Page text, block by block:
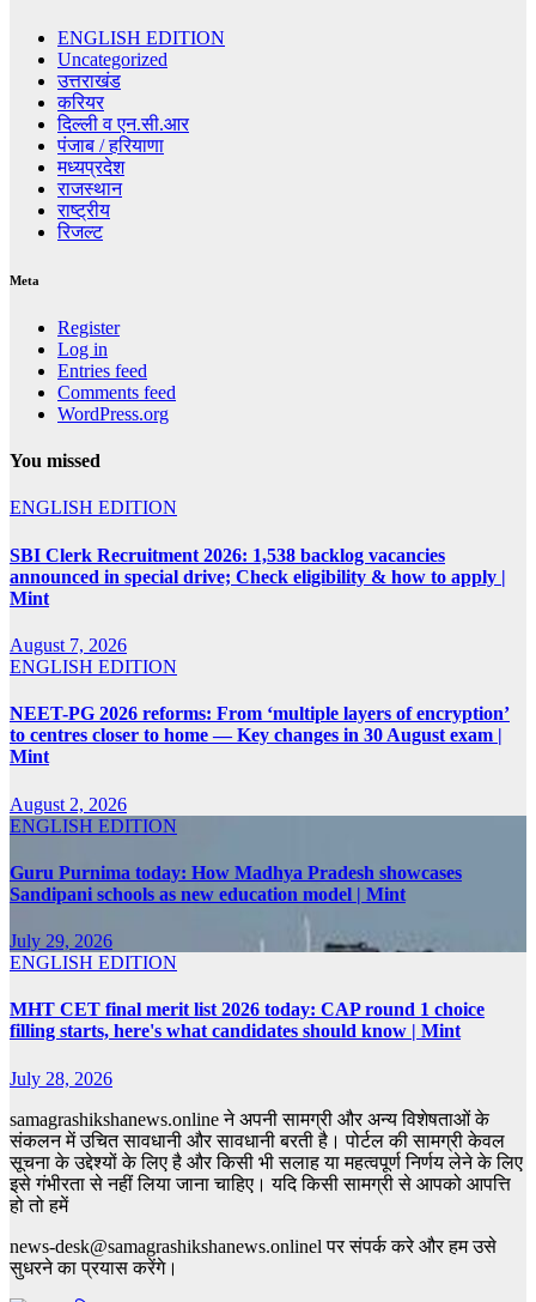
ENGLISH EDITION
Uncategorized
उत्तराखंड
करियर
दिल्ली व एन.सी.आर
पंजाब / हरियाणा
मध्यप्रदेश
राजस्थान
राष्ट्रीय
रिजल्ट
Meta
Register
Log in
Entries feed
Comments feed
WordPress.org
You missed
ENGLISH EDITION
SBI Clerk Recruitment 2026: 1,538 backlog vacancies
announced in special drive; Check eligibility & how to apply |
Mint
August 7, 2026
ENGLISH EDITION
NEET-PG 2026 reforms: From ‘multiple layers of encryption’
to centres closer to home — Key changes in 30 August exam |
Mint
August 2, 2026
ENGLISH EDITION
Guru Purnima today: How Madhya Pradesh showcases
Sandipani schools as new education model | Mint
July 29, 2026
ENGLISH EDITION
MHT CET final merit list 2026 today: CAP round 1 choice
filling starts, here's what candidates should know | Mint
July 28, 2026
samagrashikshanews.online ने अपनी सामग्री और अन्य विशेषताओं के
संकलन में उचित सावधानी और सावधानी बरती है। पोर्टल की सामग्री केवल
सूचना के उद्देश्यों के लिए है और किसी भी सलाह या महत्वपूर्ण निर्णय लेने के लिए
इसे गंभीरता से नहीं लिया जाना चाहिए। यदि किसी सामग्री से आपको आपत्ति
हो तो हमें
news-desk@samagrashikshanews.onlinel पर संपर्क करे और हम उसे
सुधरने का प्रयास करेंगे।